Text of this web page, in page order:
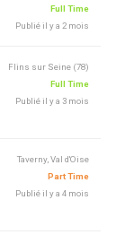
Full Time
Publié il y a 2 mois
Flins sur Seine (78)
Full Time
Publié il y a 3 mois
Taverny, Val d'Oise
Part Time
Publié il y a 4 mois